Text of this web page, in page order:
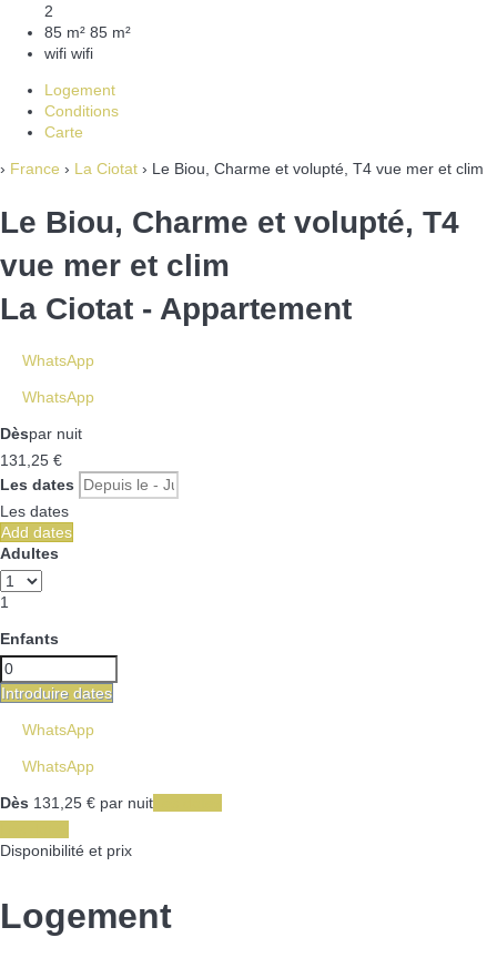
2
85 m² 85 m²
wifi wifi
Logement
Conditions
Carte
› France › La Ciotat › Le Biou, Charme et volupté, T4 vue mer et clim
Le Biou, Charme et volupté, T4
vue mer et clim
La Ciotat - Appartement
WhatsApp
WhatsApp
Dèspar nuit
131,25 €
Les dates
Les dates
Add dates
Adultes
1
Enfants
Introduire dates
WhatsApp
WhatsApp
Dès 131,25 € par nuit
Disponibilité et prix
Logement